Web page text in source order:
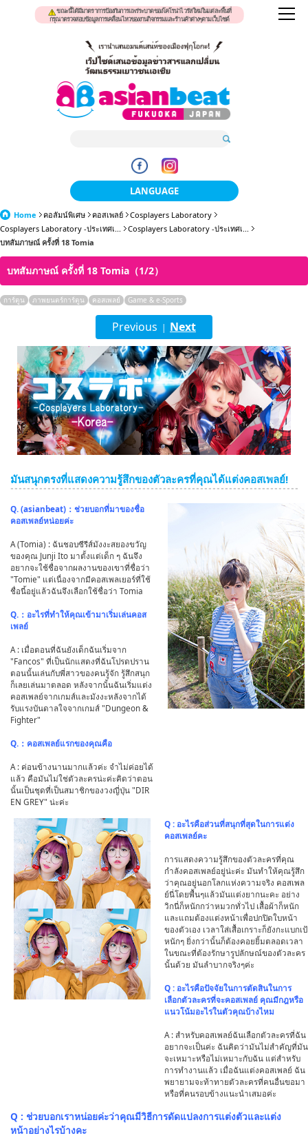
ขณะนี้ได้มีมาตราการป้องกันการแพร่ระบาดของโคโรน่าไวรัสใหม่ในแต่ละพื้นที่
กรุณาตรวจสอบข้อมูลการเคลื่อนไหวของงานกิจกรรมและร้านค้าต่างๆตามเว็บไซต์
LANGUAGE
日本語
簡体中文
繁體中文
English
ภาษาไทย
tiéng Viêt
Bahasa Indonesia
Home คอลัมน์พิเศษ คอสเพลย์
Cosplayers Laboratory
Cosplayers Laboratory -ประเทศเ...
Cosplayers Laboratory -ประเทศเ...
บทสัมภาษณ์ ครั้งที่ 18 Tomia
บทสัมภาษณ์ ครั้งที่ 18 Tomia（1/2）
การ์ตูน ภาพยนตร์การ์ตูน คอสเพลย์ Game & e-Sports
Previous | Next
มันสนุกตรงที่แสดงความรู้สึกของตัวละครที่คุณได้แต่งคอสเพลย์!
Q. (asianbeat)：ช่วยบอกที่มาของชื่อ
คอสเพลย์หน่อยค่ะ
A (Tomia) : ฉันชอบซีรีส์มังงะสยองขวัญ
ของคุณ Junji Ito มาตั้งแต่เด็ก ๆ ฉันจึง
อยากจะใช้ชื่อจากผลงานของเขาที่ชื่อว่า
"Tomie" แต่เนื่องจากมีคอสเพลเยอร์ที่ใช้
ชื่อนี้อยู่แล้วฉันจึงเลือกใช้ชื่อว่า Tomia
Q.：อะไรที่ทำให้คุณเข้ามาเริ่มเล่นคอส
เพลย์
A : เมื่อตอนที่ฉันยังเด็กฉันเริ่มจาก
"Fancos" ที่เป็นนักแสดงที่ฉันโปรดปราน
ตอนนั้นเล่นกับพี่สาวของคนรู้จัก รู้สึกสนุก
ก็เลยเล่นมาตลอด หลังจากนั้นฉันเริ่มแต่ง
คอสเพลย์จากเกมส์และมังงะหลังจากได้
รับแรงบันดาลใจจากเกมส์ "Dungeon &
Fighter"
Q.：คอสเพลย์แรกของคุณคือ
A : ค่อนข้างนานมากแล้วค่ะ จำไม่ค่อยได้
แล้ว คือมันไม่ใช่ตัวละครน่ะค่ะคิดว่าตอน
นั้นเป็นชุดที่เป็นสมาชิกของวงญี่ปุ่น "DIR
EN GREY" น่ะค่ะ
Q : อะไรคือส่วนที่สนุกที่สุดในการแต่ง
คอสเพลย์คะ
การแสดงความรู้สึกของตัวละครที่คุณ
กำลังคอสเพลย์อยู่น่ะค่ะ มันทำให้คุณรู้สึก
ว่าคุณอยู่นอกโลกแห่งความจริง คอสเพล
ย์นี่โดยพื้นๆแล้วมันแต่งยากนะคะ อย่าง
วิกนี่ก็หนักกว่าหมวกทั่วไป เสื้อผ้าก็หนัก
และแถมต้องแต่งหน้าเพื่อปกปิดใบหน้า
ของตัวเอง เวลาใส่เสื้อเกราะก็ยังกะแบกเป้
หนักๆ ยิ่งกว่านั้นก็ต้องคอยยิ้มตลอดเวลา
ในขณะที่ต้องรักษารูปลักษณ์ของตัวละคร
นั้นด้วย มันลำบากจริงๆค่ะ
Q : อะไรคือปัจจัยในการตัดสินในการ
เลือกตัวละครที่จะคอสเพลย์ คุณมีกฎหรือ
แนวโน้มอะไรในตัวคุณบ้างไหม
A : สำหรับคอสเพลย์ฉันเลือกตัวละครที่ฉัน
อยากจะเป็นค่ะ ฉันคิดว่ามันไม่สำคัญที่มัน
จะเหมาะหรือไม่เหมาะกับฉัน แต่สำหรับ
การทำงานแล้ว เมื่อฉันแต่งคอสเพลย์ ฉัน
พยายามจะท้าทายตัวละครที่คนอื่นขอมา
หรือที่คนรอบข้างแนะนำเสมอค่ะ
Q : ช่วยบอกเราหน่อยค่ะว่าคุณมีวิธีการดัดแปลงการแต่งตัวและแต่ง
หน้าอย่างไรบ้างคะ